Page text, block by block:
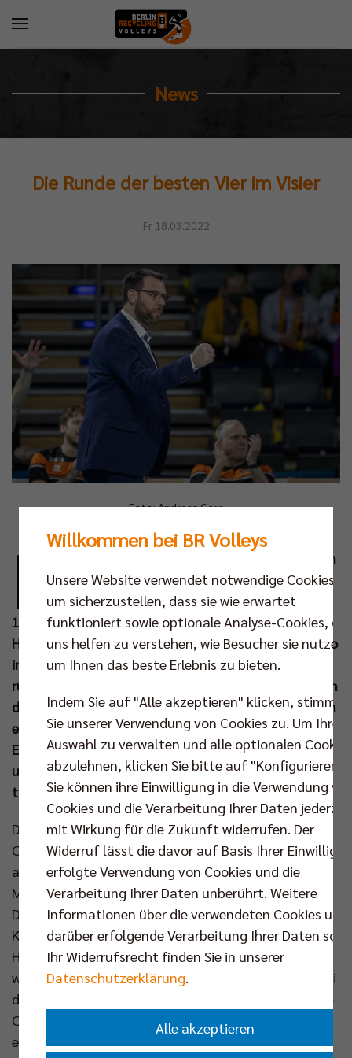
News
Die Runde der besten Vier im Visier
Fr 18.03.2022
Foto: Andreas Gora
E
inen Halbfinaleinzug haben die BR Volleys am
Mittwoch knapp verpasst, einen anderen
wollen die Berliner am Samstag (19. Mrz um
17.30 Uhr) unbedingt erreichen. Nachdem der
Hauptstadtclub in eigener Arena gegen Itas Trentino
in der CEV Champions League ausgeschieden ist,
rücken die Playoffs der Bundesliga nun vollständig in
den Mittelpunkt. Mit einem souveränen 3:0-Erfolg im
ersten Duell tritt das Team von Headcoach Cedric
Enard zu Spiel zwei bei den Helios Grizzlys Giesen an
und könnte mit einem erneuten Sieg die "best of
three"-Serie bereits entscheiden.
Die Enttäuschung über das Ausscheiden in der CEV
Champions League stand dem gesamten Team und
allen, die es mit den BR Volleys halten, am
Mittwochabend ins Gesicht geschrieben. Der
Deutsche Meister hatte Itas Trentino einen großen
Kampf geboten, konnte das Blatt nach dem 0:3 im
Hinspiel trotz eines 3:2-Heimsiegs aber nicht mehr
wenden. „Jeder war am Tag danach im Kopf noch bei
dem Spiel. Wir waren wirklich nah dran und haben die
Chance nicht ergriffen, die wir uns zuvor hart
erarbeitet hatten. Diese Gedanken verschwinden
Willkommen bei BR Volleys
Unsere Website verwendet notwendige Cookies,
um sicherzustellen, dass sie wie erwartet
funktioniert sowie optionale Analyse-Cookies, die
uns helfen zu verstehen, wie Besucher sie nutzen,
um Ihnen das beste Erlebnis zu bieten.
Indem Sie auf "Alle akzeptieren" klicken, stimmen
Sie unserer Verwendung von Cookies zu. Um Ihre
Auswahl zu verwalten und alle optionalen Cookies
abzulehnen, klicken Sie bitte auf "Konfigurieren".
Sie können ihre Einwilligung in die Verwendung
Cookies und die Verarbeitung Ihrer Daten
mit Wirkung für die Zukunft widerrufen. Der
Widerruf lässt die davor auf Basis Ihrer
erfolgte Verwendung von Cookies und die
Verarbeitung Ihrer Daten unberührt. Weitere
Informationen über die verwendeten Cookies und
darüber erfolgende Verarbeitung Ihrer Daten
Ihr Widerrufsrecht finden Sie in unserer
Datenschutzerklärung.
Alle akzeptieren